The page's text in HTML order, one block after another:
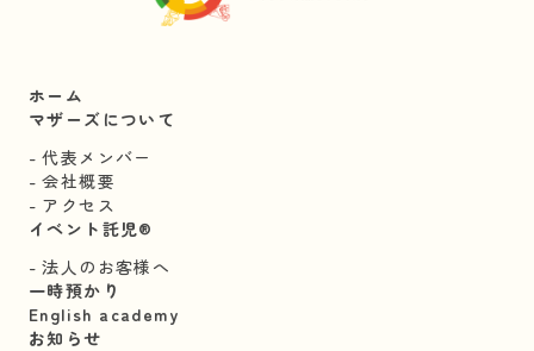
ホーム
マザーズについて
代表メンバー
会社概要
アクセス
イベント託児®︎
法人のお客様へ
一時預かり
English academy
お知らせ